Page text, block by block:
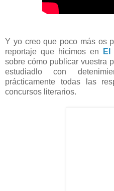
Y yo creo que poco más os
reportaje que hicimos en
El
sobre cómo publicar vuestra
estudiadlo con
prácticamente todas las
concursos literarios.